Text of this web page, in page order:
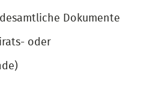
Dokumente
oder